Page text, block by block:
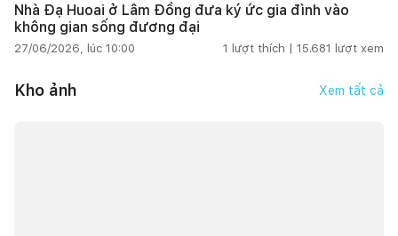
Nhà Đạ Huoai ở Lâm Đồng đưa ký ức gia đình vào
không gian sống đương đại
27/06/2026, lúc 10:00 1 lượt thích | 15.681 lượt xem
Kho ảnh Xem tất cả